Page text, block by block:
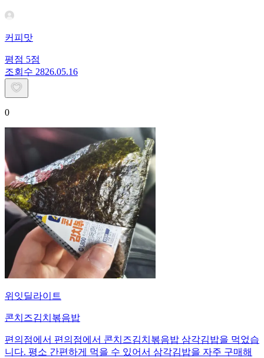
커피맛
평점 5점
조회수 2826.05.16
0
위잇딜라이트
콘치즈김치볶음밥
편의점에서 편의점에서 콘치즈김치볶음밥 삼각김밥을 먹었습
니다. 평소 간편하게 먹을 수 있어서 삼각김밥을 자주 구매해